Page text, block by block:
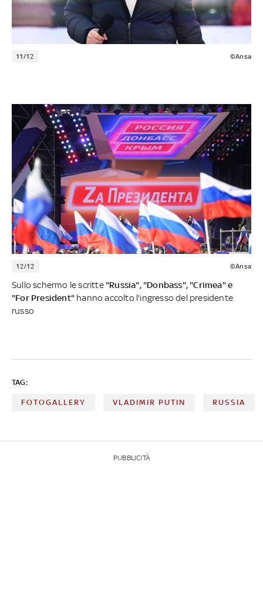
11/12 ©Ansa
12/12 ©Ansa
Sullo schermo le scritte"Russia", "Donbass", "Crimea" e
"For President" hanno accolto l'ingresso del presidente
russo
TAG:
FOTOGALLERY VLADIMIR PUTIN RUSSIA
PUBBLICITÀ